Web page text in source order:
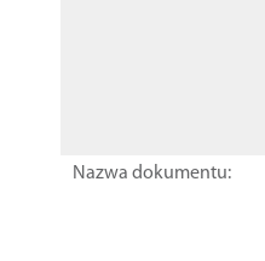
Nazwa dokumentu: